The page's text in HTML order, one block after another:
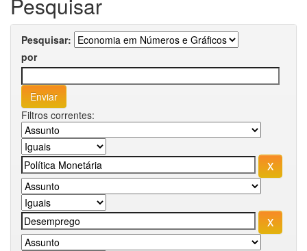
Pesquisar:
por
Filtros correntes: